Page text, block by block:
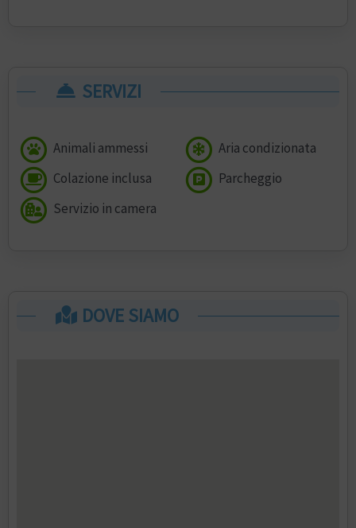
SERVIZI
Animali ammessi
Aria condizionata
Colazione inclusa
Parcheggio
Servizio in camera
DOVE SIAMO